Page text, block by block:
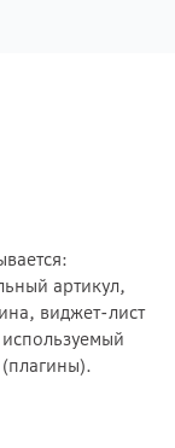
артикул,
виджет-лист